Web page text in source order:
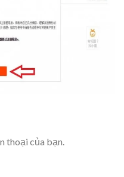
thoại của bạn.